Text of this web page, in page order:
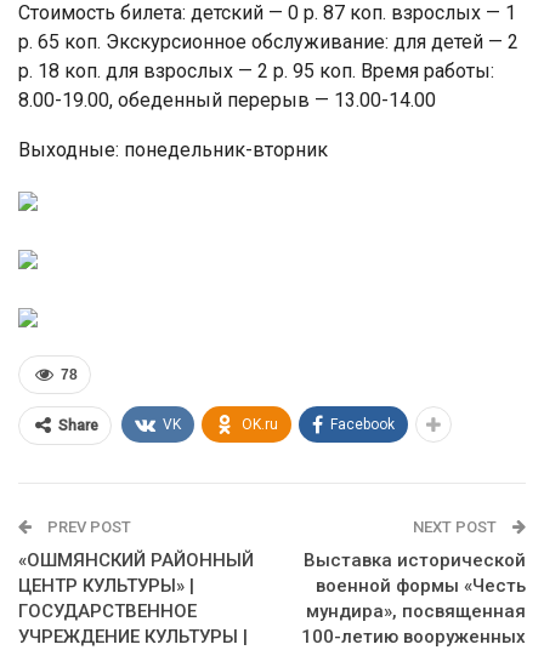
Стоимость билета: детский — 0 р. 87 коп. взрослых — 1
р. 65 коп. Экскурсионное обслуживание: для детей — 2
р. 18 коп. для взрослых — 2 р. 95 коп. Время работы:
8.00-19.00, обеденный перерыв — 13.00-14.00
Выходные: понедельник-вторник
78
Share VK OK.ru Facebook
PREV POST
«ОШМЯНСКИЙ РАЙОННЫЙ
ЦЕНТР КУЛЬТУРЫ» |
ГОСУДАРСТВЕННОЕ
УЧРЕЖДЕНИЕ КУЛЬТУРЫ |
NEXT POST
Выставка исторической
военной формы «Честь
мундира», посвященная
100-летию вооруженных